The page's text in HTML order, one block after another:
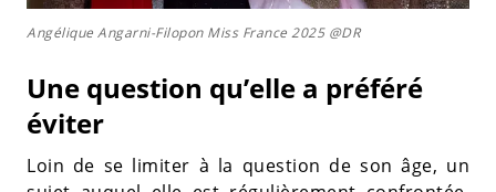
Angélique Angarni-Filopon Miss France 2025 @DR
Une question qu’elle a préféré
éviter
Loin de se limiter à la question de son âge, un